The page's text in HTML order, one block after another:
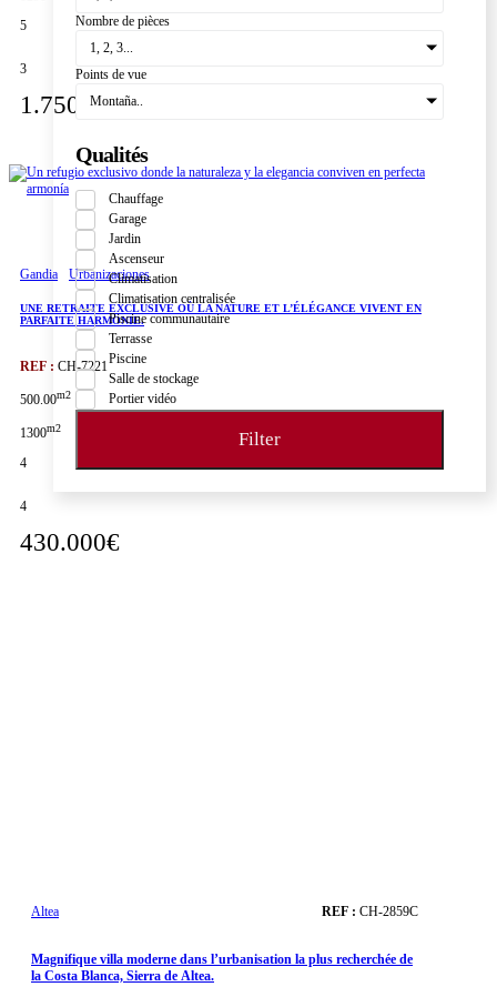
Nombre de pièces
1, 2, 3...
Points de vue
Montaña..
Qualités
Chauffage
Garage
Jardin
Ascenseur
Climatisation
Climatisation centralisée
Piscine communautaire
Terrasse
Piscine
Salle de stockage
Portier vidéo
Filter
5
3
1.750.000€
Gandia Urbanizaciones
UNE RETRAITE EXCLUSIVE OÙ LA NATURE ET L’ÉLÉGANCE VIVENT EN
PARFAITE HARMONIE.
REF : CH-7221
500.00m2
1300m2
4
4
430.000€
Altea REF : CH-2859C
Magnifique villa moderne dans l’urbanisation la plus recherchée de
la Costa Blanca, Sierra de Altea.